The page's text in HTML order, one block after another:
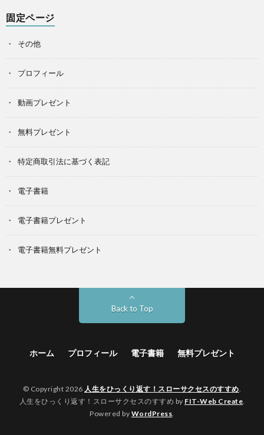
固定ページ
その他
プロフィール
動画プレゼント
無料プレゼント
特定商取引法に基づく表記
電子書籍
電子書籍プレゼント
電子書籍無料プレゼント
Back to Top
ホーム プロフィール 電子書籍 無料プレゼント
© Copyright 2026 人生をひっくり返す！スローサクセスのすすめ.
人生をひっくり返す！スローサクセスのすすめ by FIT-Web Create.
Powered by WordPress.